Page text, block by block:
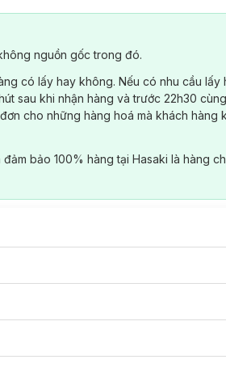
nguồn gốc trong đó.
có lấy hay không. Nếu có nhu cầu lấy
sau khi nhận hàng và trước 22h30
cho những hàng hoá mà khách hàng
bảo 100% hàng tại Hasaki là hàng